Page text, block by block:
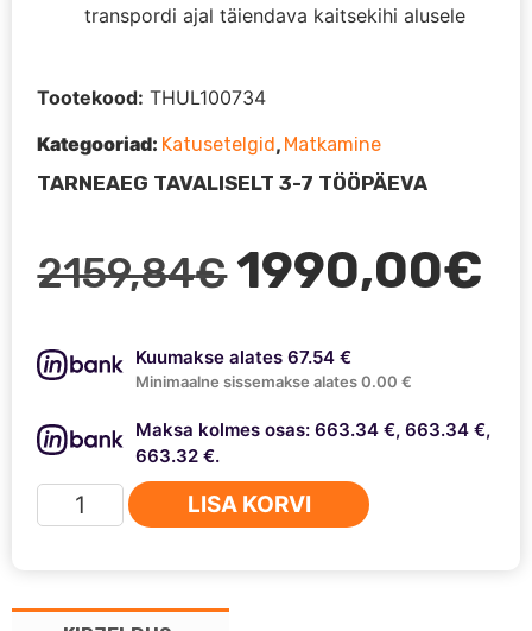
2159,84€ Algne
oli:
2159,84€.
1990,00€
transpordi ajal täiendava kaitsekihi alusele
Kuumakse alates 67.54 €
Minimaalne sissemakse alates 0.00 €
Maksa kolmes osas: 663.34 €, 663.34 €,
663.32 €.
Thule
Tepui
kogus
LISA KORVI
Tootekood: THUL100734
Kategooriad: Katusetelgid, Matkamine
TARNEAEG TAVALISELT 3-7 TÖÖPÄEVA